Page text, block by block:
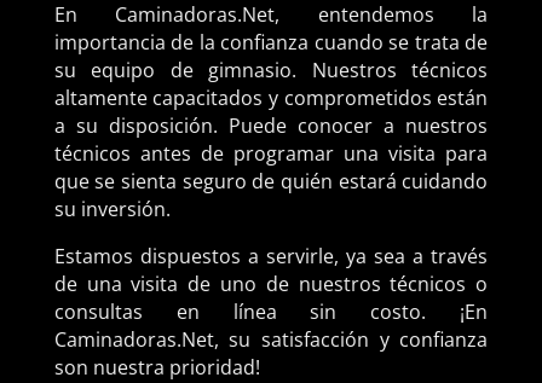
En Caminadoras.Net, entendemos la
importancia de la confianza cuando se trata de
su equipo de gimnasio. Nuestros técnicos
altamente capacitados y comprometidos están
a su disposición. Puede conocer a nuestros
técnicos antes de programar una visita para
que se sienta seguro de quién estará cuidando
su inversión.
Estamos dispuestos a servirle, ya sea a través
de una visita de uno de nuestros técnicos o
consultas en línea sin costo. ¡En
Caminadoras.Net, su satisfacción y confianza
son nuestra prioridad!